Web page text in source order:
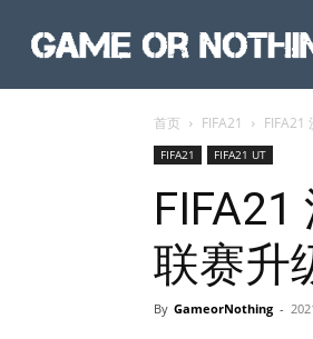
首页 FIFA21 FIFA21
FIFA21 FIFA21 UT
联赛升
By GameorNothing -